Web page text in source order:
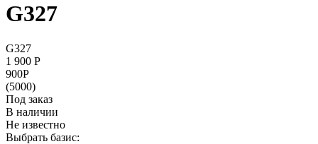
G327
G327
1 900 P
900P
(5000)
Под заказ
В наличии
Не известно
Выбрать базис: